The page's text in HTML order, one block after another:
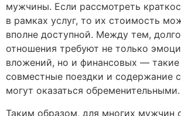
мужчины. Если рассмотреть
в рамках услуг, то их стоимость
вполне доступной. Между тем,
отношения требуют не только
вложений, но и финансовых — такие
совместные поездки и содержание
могут оказаться обременительными.
Таким образом, для многих мужчин